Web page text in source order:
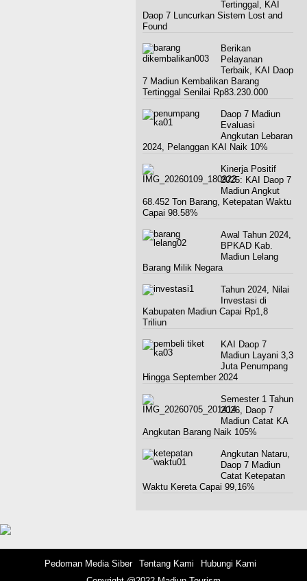
Tertinggal, KAI
Daop 7 Luncurkan Sistem Lost and
Found
Berikan
Pelayanan
Terbaik, KAI Daop
7 Madiun Kembalikan Barang
Tertinggal Senilai Rp83.230.000
Daop 7 Madiun
Evaluasi
Angkutan Lebaran
2024, Pelanggan KAI Naik 10%
Kinerja Positif
2025: KAI Daop 7
Madiun Angkut
68.452 Ton Barang, Ketepatan Waktu
Capai 98.58%
Awal Tahun 2024,
BPKAD Kab.
Madiun Lelang
Barang Milik Negara
Tahun 2024, Nilai
Investasi di
Kabupaten Madiun Capai Rp1,8
Triliun
KAI Daop 7
Madiun Layani 3,3
Juta Penumpang
Hingga September 2024
Semester 1 Tahun
2026, Daop 7
Madiun Catat KA
Angkutan Barang Naik 105%
Angkutan Nataru,
Daop 7 Madiun
Catat Ketepatan
Waktu Kereta Capai 99,16%
Pedoman Media Siber Tentang Kami
Hubungi Kami